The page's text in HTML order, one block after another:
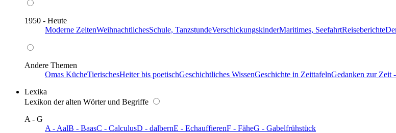
1950 - Heute
Moderne ZeitenWeihnachtlichesSchule, TanzstundeVerschickungskinderMaritimes, SeefahrtReiseberichte
Andere Themen
Omas KücheTierischesHeiter bis poetischGeschichtliches WissenGeschichte in ZeittafelnGedanken zur Zeit
Lexika
Lexikon der alten Wörter und Begriffe
A - G
A - AalB - BaasC - CalculusD - dalbernE - EchauffierenF - FäheG - Gabelfrühstück